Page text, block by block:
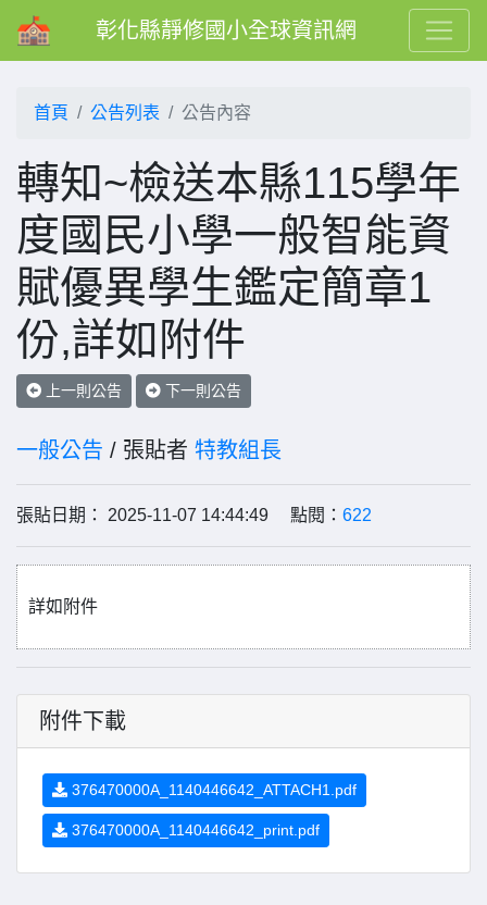
彰化縣靜修國小全球資訊網
首頁 公告列表 公告內容
轉知~檢送本縣115學年
度國民小學一般智能資
賦優異學生鑑定簡章1
份,詳如附件
上一則公告 下一則公告
一般公告 / 張貼者 特教組長
張貼日期： 2025-11-07 14:44:49 點閱： 622
詳如附件
附件下載
376470000A_1140446642_ATTACH1.pdf
376470000A_1140446642_print.pdf